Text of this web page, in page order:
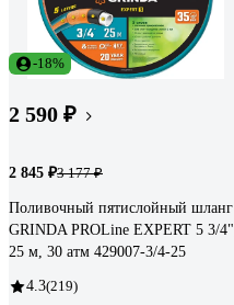
-18%
2 590 ₽
2 845 ₽3 177 ₽
Поливочный пятислойный шланг
GRINDA PROLine EXPERT 5 3/4",
25 м, 30 атм 429007-3/4-25
4.3(219)